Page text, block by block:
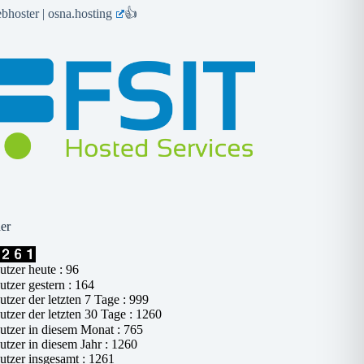
| osna.hosting 👍
heute : 96
gestern : 164
der letzten 7 Tage : 999
der letzten 30 Tage : 1260
in diesem Monat : 765
in diesem Jahr : 1260
insgesamt : 1261